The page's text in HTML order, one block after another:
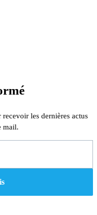
les dernières actus
mail.